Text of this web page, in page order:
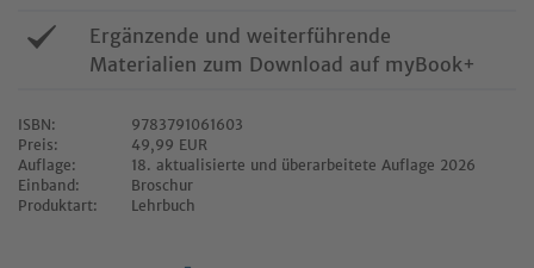
Ergänzende und weiterführende
Materialien zum Download auf myBook+
ISBN:
9783791061603
Preis:
49,99 EUR
Auflage:
18. aktualisierte und überarbeitete Auflage 2026
Einband:
Broschur
Produktart:
Lehrbuch